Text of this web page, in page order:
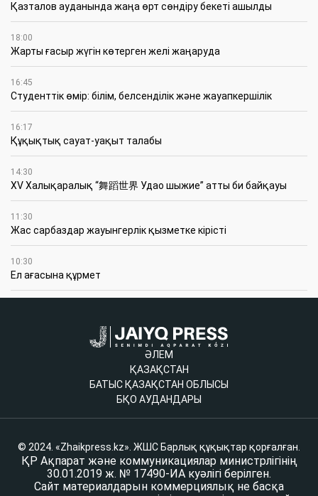
Қазталов ауданында жаңа өрт сөндіру бекеті ашылды
18:00
Жарты ғасыр жүгін көтерген желі жаңаруда
16:45
Студенттік өмір: білім, белсенділік және жауапкершілік
16:17
Құқықтық сауат-уақыт талабы
14:30
XV Халықаралық “舞蹈世界 Удао шыжие” атты би байқауы
11:30
Жас сарбаздар жауынгерлік қызметке кірісті
10:30
Ел ағасына құрмет
ӘЛЕМ
ҚАЗАҚСТАН
БАТЫС ҚАЗАҚСТАН ОБЛЫСЫ
БҚО АУДАНДАРЫ
© 2024. «Zhaikpress.kz». ЖШС Барлық құқықтар қорғалған.
ҚР Ақпарат және коммуникациялар министрлігінің
30.01.2019 ж. № 17490-ИА куәлігі берілген.
Сайт материалдарын коммерциялық не басқа